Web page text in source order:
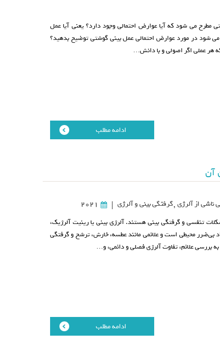
مطرح می شود که آیا عوارض احتمالی وجود دارد؟ یعنی آیا عمل
شود در مورد عوارض احتمالی عمل بینی گوشتی توضیح بدهید؟
هر عملی اگر اصولی و با دانش…
ادامه مطلب
آن
ناشی از آلرژی ,گرفتگی بینی و آلرژی |
2021
تنفسی و گرفتگی بینی هستند. آلرژی بینی یا رینیت آلرژیک،
بی‌ضرر محیطی است و علائمی مانند عطسه، خارش، ترشح و گرفتگی
بررسی علائم، تفاوت آلرژی فصلی و دائمی، و…
ادامه مطلب